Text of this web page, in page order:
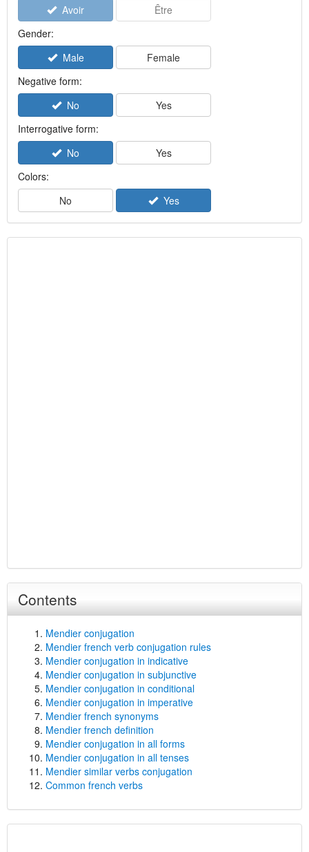
Avoir
Être
Gender:
Male
Female
Negative form:
No
Yes
Interrogative form:
No
Yes
Colors:
No
Yes
Contents
Mendier conjugation
Mendier french verb conjugation rules
Mendier conjugation in indicative
Mendier conjugation in subjunctive
Mendier conjugation in conditional
Mendier conjugation in imperative
Mendier french synonyms
Mendier french definition
Mendier conjugation in all forms
Mendier conjugation in all tenses
Mendier similar verbs conjugation
Common french verbs